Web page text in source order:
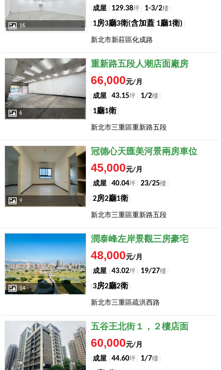
16
成屋
129.38坪 1-3/2樓
1房3廳3衛(含加蓋 1廳1衛)
新北市新莊區化成路
店長推薦
6
重新路五段人潮店面廠房
66,000元/月
成屋
43.15坪 1/2樓
1廳1衛
新北市三重區重新路五段
店長推薦
9
冠德心天匯美河景兩房車位
45,000元/月
成屋
40.04坪 23/25樓
2房2廳1衛
新北市三重區重新路五段
14
潤泰峰左岸景觀三房豪宅
48,000元/月
成屋
43.02坪 19/27樓
3房2廳2衛
新北市三重區疏洪西路
店長推薦 五谷王北街１，２樓店面
60,000元/月
成屋
44.60坪 1/7樓